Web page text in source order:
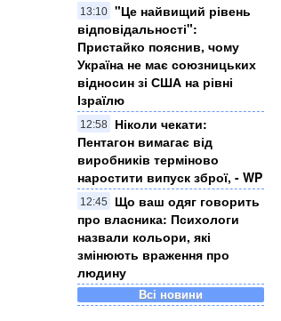
13:10 "Це найвищий рівень
відповідальності":
Пристайко пояснив, чому
Україна не має союзницьких
відносин зі США на рівні
Ізраїлю
12:58
Ніколи чекати:
Пентагон вимагає від
виробників терміново
наростити випуск зброї, - WP
12:45
Що ваш одяг говорить
про власника: Психологи
назвали кольори, які
змінюють враження про
людину
Всі новини